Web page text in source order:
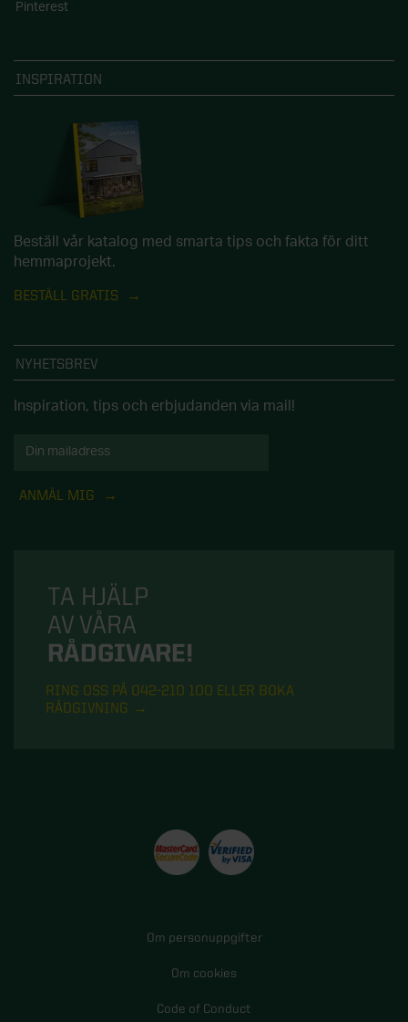
Pinterest
INSPIRATION
Beställ vår katalog med smarta tips och fakta för ditt
hemmaprojekt.
BESTÄLL GRATIS
NYHETSBREV
Inspiration, tips och erbjudanden via mail!
ANMÄL MIG
TA HJÄLP
AV VÅRA
RÅDGIVARE!
RING OSS PÅ 042-210 100 ELLER BOKA
RÅDGIVNING
Om personuppgifter
Om cookies
Code of Conduct